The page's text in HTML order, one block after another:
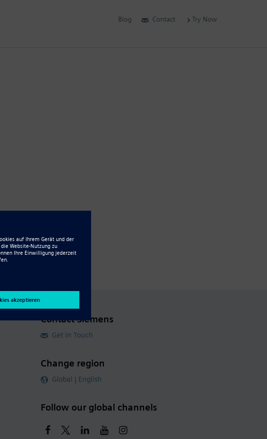
Contact Siemens
Get in Touch
Change region
Global | English
Follow our global channels
Blog Contact Try Now